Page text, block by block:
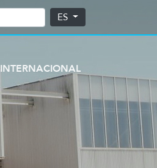
ES
INTERNACIONAL